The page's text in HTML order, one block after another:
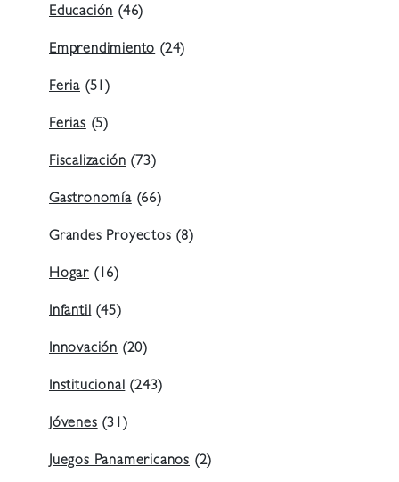
Educación(46)
Emprendimiento(24)
Feria (51)
Ferias(5)
Fiscalización(73)
Gastronomía(66)
Grandes Proyectos(8)
Hogar (16)
Infantil(45)
Innovación (20)
Institucional(243)
Jóvenes(31)
Juegos Panamericanos (2)